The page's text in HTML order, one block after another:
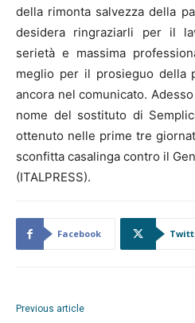
della rimonta salvezza della
desidera ringraziarli per il
serietà e massima
meglio per il prosieguo della
ancora nel comunicato.
nome del sostituto di
ottenuto nelle prime tre
sconfitta casalinga contro il
(ITALPRESS).
Facebook
Previous article